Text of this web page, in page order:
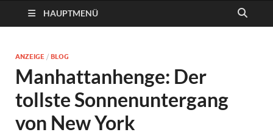
HAUPTMENÜ
ANZEIGE / BLOG
Manhattanhenge: Der
tollste Sonnenuntergang
von New York